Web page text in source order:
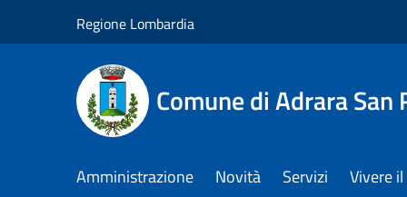
Regione Lombardia
Comune di Adrara San
Amministrazione Novità Servizi Vivere